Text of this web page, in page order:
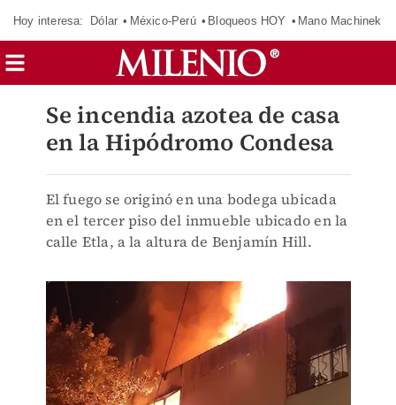
Hoy interesa: Dólar México-Perú Bloqueos HOY Mano Machinek
Se incendia azotea de casa
en la Hipódromo Condesa
El fuego se originó en una bodega ubicada
en el tercer piso del inmueble ubicado en la
calle Etla, a la altura de Benjamín Hill.